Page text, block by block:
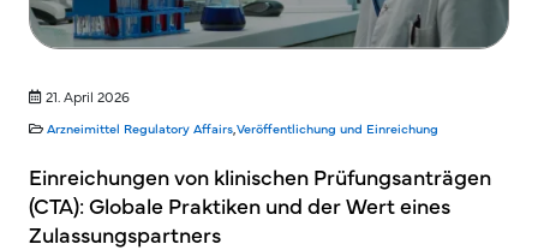
21. April 2026
Arzneimittel Regulatory Affairs Veröffentlichung und Einreichung
Einreichungen von klinischen Prüfungsanträgen
(CTA): Globale Praktiken und der Wert eines
Zulassungspartners